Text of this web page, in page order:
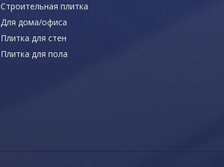
Строительная плитка
Для дома/офиса
Плитка для стен
Плитка для пола